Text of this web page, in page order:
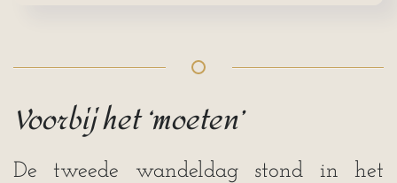
Voorbij het ‘moeten’
De tweede wandeldag stond in het